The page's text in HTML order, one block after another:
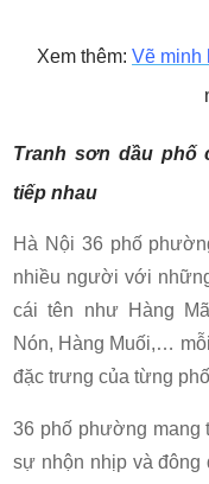
Xem thêm: Vẽ minh
Tranh sơn dầu phố
tiếp nhau
Hà Nội 36 phố
nhiều người với
cái tên như Hàng
Nón, Hàng Muối,…
đặc trưng của từng
36 phố phường mang
sự nhộn nhịp và